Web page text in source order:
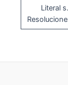
Literal